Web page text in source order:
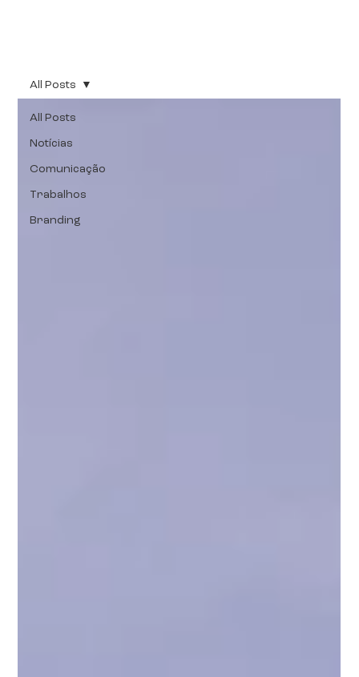
All Posts
Notícias
Comunicação
Trabalhos
Branding
All Posts